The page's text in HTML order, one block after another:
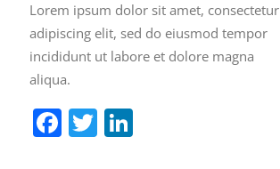
Lorem ipsum dolor sit amet, consectetur
adipiscing elit, sed do eiusmod tempor
incididunt ut labore et dolore magna
aliqua.
Facebook
TwitterLinkedIn